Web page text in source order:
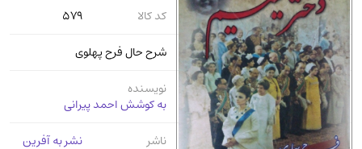
آشپزی و خوراکی(25)
سرگرمی و بازی(7)
سیاسی(116)
رمان و داستان خارجی(489)
حقوقی و قانون(47)
کتاب های مصور رنگی و گلاسه (23)
کد کالا
579
شرح حال فرح پهلوی
نویسنده
به کوشش احمد پیرانی
ناشر
نشر به آفرین